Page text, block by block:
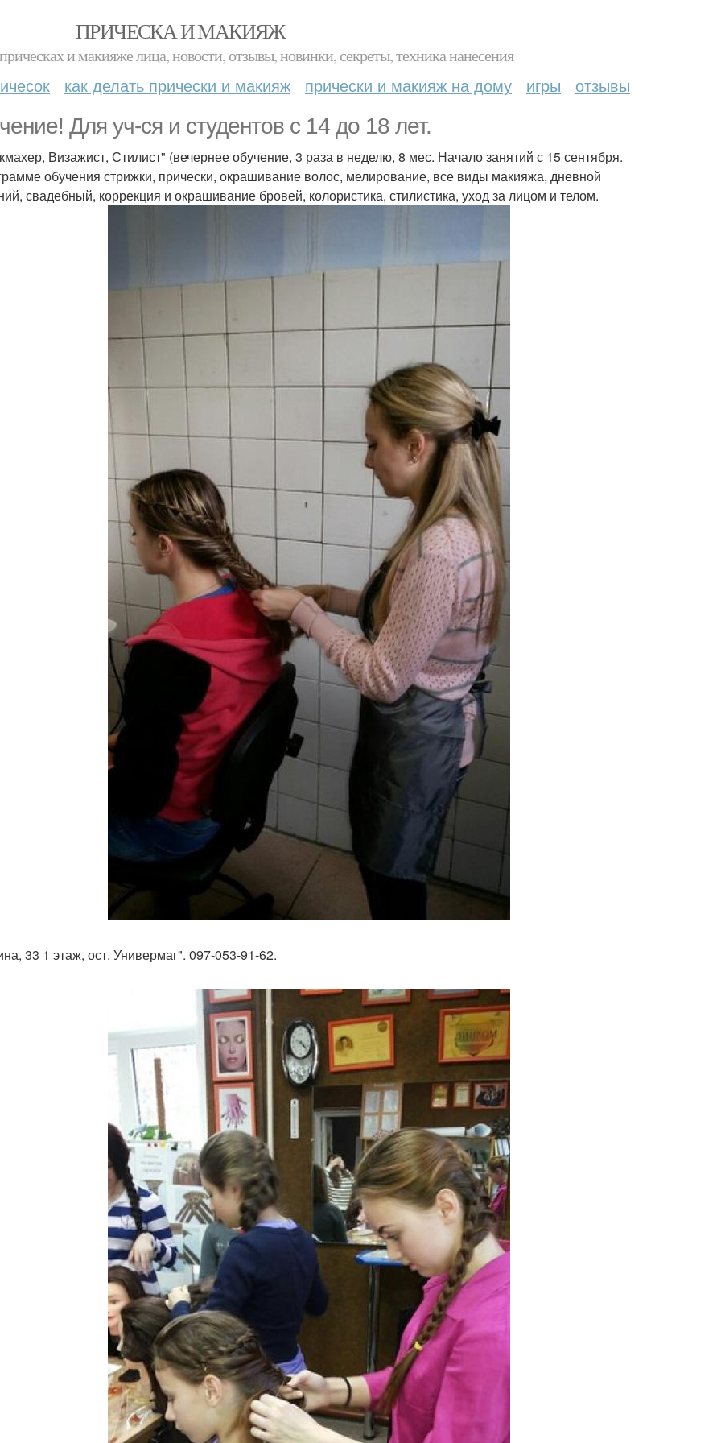
ПРИЧЕСКА И МАКИЯЖ
и макияже лица, новости, отзывы, новинки, секреты, техника нанесения
как делать прически и макияж прически и макияж на дому игры отзывы
Для уч-ся и студентов с 14 до 18 лет.
Визажист, Стилист" (вечернее обучение, 3 раза в неделю, 8 мес. Начало занятий с 15 сентября.
обучения стрижки, прически, окрашивание волос, мелирование, все виды макияжа, дневной
свадебный, коррекция и окрашивание бровей, колористика, стилистика, уход за лицом и телом.
33 1 этаж, ост. Универмаг". 097-053-91-62.